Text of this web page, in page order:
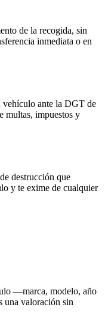
de la recogida, sin
inmediata o en
vehículo ante la DGT de
multas, impuestos y
destrucción que
y te exime de cualquier
—marca, modelo, año
una valoración sin